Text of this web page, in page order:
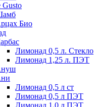
Gusto
Био
Лимонад 0,5 л. Стекло
Лимонад 1,25 л. ПЭТ
Лимонад 0,5 л ст
Лимонад 0,5 л ПЭТ
Лимонад 1,0 л ПЭТ